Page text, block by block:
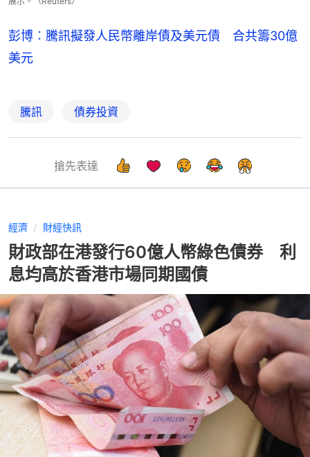
彭博︰騰訊擬發人民幣離岸債及美元債 合共籌30億
美元
騰訊 債券投資
搶先表達
經濟 財經快訊
財政部在港發行60億人幣綠色債券 利
息均高於香港市場同期國債